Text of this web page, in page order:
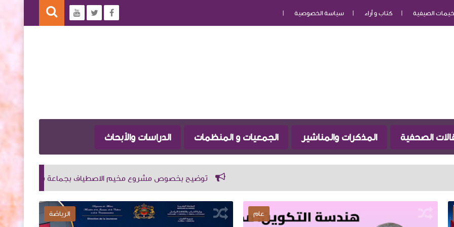
الصيفية كتاب و أراء
سياسة الخصوصية
الصحفية المذكرات والمناشير الجمعيات و المنظمات الدراسات والأبحاث
توضيح بخصوص مشروع مخيم الاصطياف بجماعة بني شيكر. ذ. عبد العزيز
عام الرياضة